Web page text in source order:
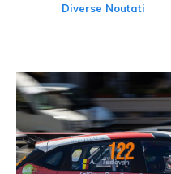
Diverse Noutati